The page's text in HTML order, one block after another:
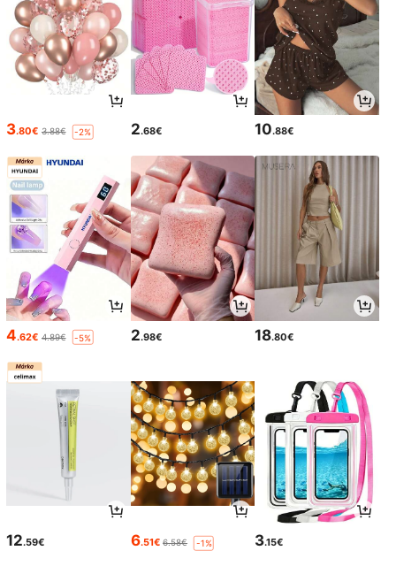
3.80€ 3.88€ -2% 2.68€ 10.88€
4.62€ 4.89€ -5% 2.98€ 18.80€
12.59€ 6.51€ 6.58€ -1% 3.15€